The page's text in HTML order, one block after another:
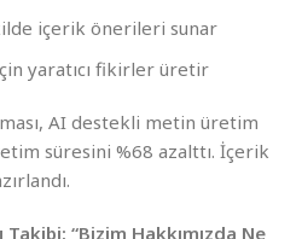
içerik önerileri sunar
yaratıcı fikirler üretir
AI destekli metin üretim
süresini %68 azalttı. İçerik
“Bizim Hakkımızda Ne